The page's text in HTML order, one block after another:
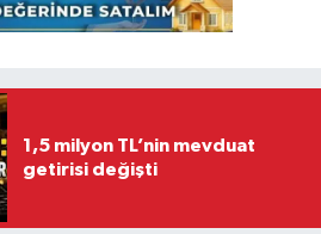
1,5 milyon TL’nin mevduat
getirisi değişti